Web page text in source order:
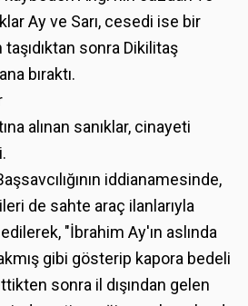
Ay ve Sarı, cesedi ise bir
sonra Dikilitaş
bıraktı.
alınan sanıklar, cinayeti
iddianamesinde,
de sahte araç ilanlarıyla
"İbrahim Ay'ın aslında
gibi gösterip kapora bedeli
sonra il dışından gelen